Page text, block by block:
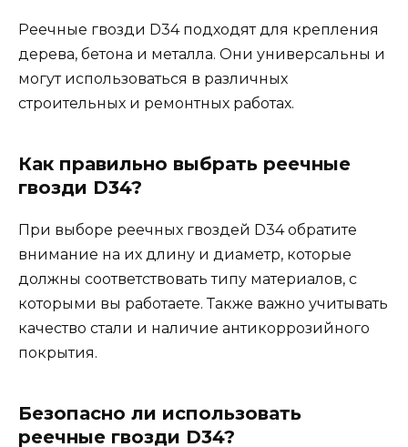
Реечные гвозди D34 подходят для крепления
дерева, бетона и металла. Они универсальны и
могут использоваться в различных
строительных и ремонтных работах.
Как правильно выбрать реечные
гвозди D34?
При выборе реечных гвоздей D34 обратите
внимание на их длину и диаметр, которые
должны соответствовать типу материалов, с
которыми вы работаете. Также важно учитывать
качество стали и наличие антикоррозийного
покрытия.
Безопасно ли использовать
реечные гвозди D34?